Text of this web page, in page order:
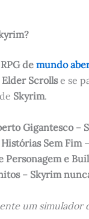
de mundo
Scrollse se
Skyrim.
Gigantesco–
Sem Fim –
Personagem e
– Skyrim
um simulador